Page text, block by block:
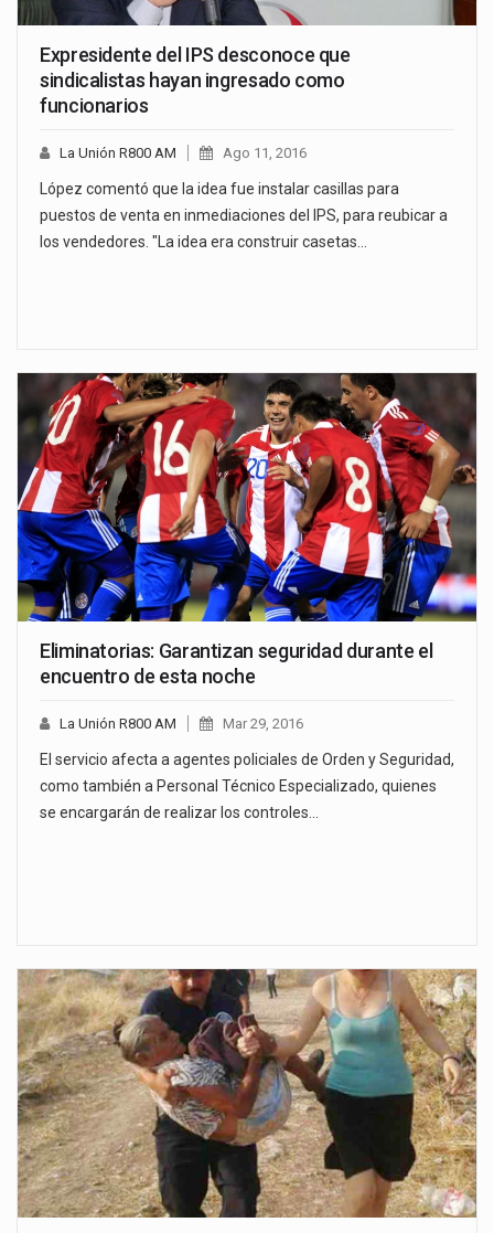
Expresidente del IPS desconoce que
sindicalistas hayan ingresado como
funcionarios
La Unión R800 AM Ago 11, 2016
López comentó que la idea fue instalar casillas para
puestos de venta en inmediaciones del IPS, para reubicar a
los vendedores. "La idea era construir casetas…
Eliminatorias: Garantizan seguridad durante el
encuentro de esta noche
La Unión R800 AM Mar 29, 2016
El servicio afecta a agentes policiales de Orden y Seguridad,
como también a Personal Técnico Especializado, quienes
se encargarán de realizar los controles…